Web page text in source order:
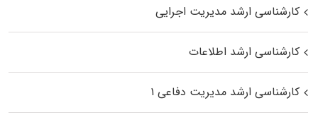
کارشناسی ارشد مدیریت اجرایی
کارشناسی ارشد اطلاعات
کارشناسی ارشد مدیریت دفاعی ۱